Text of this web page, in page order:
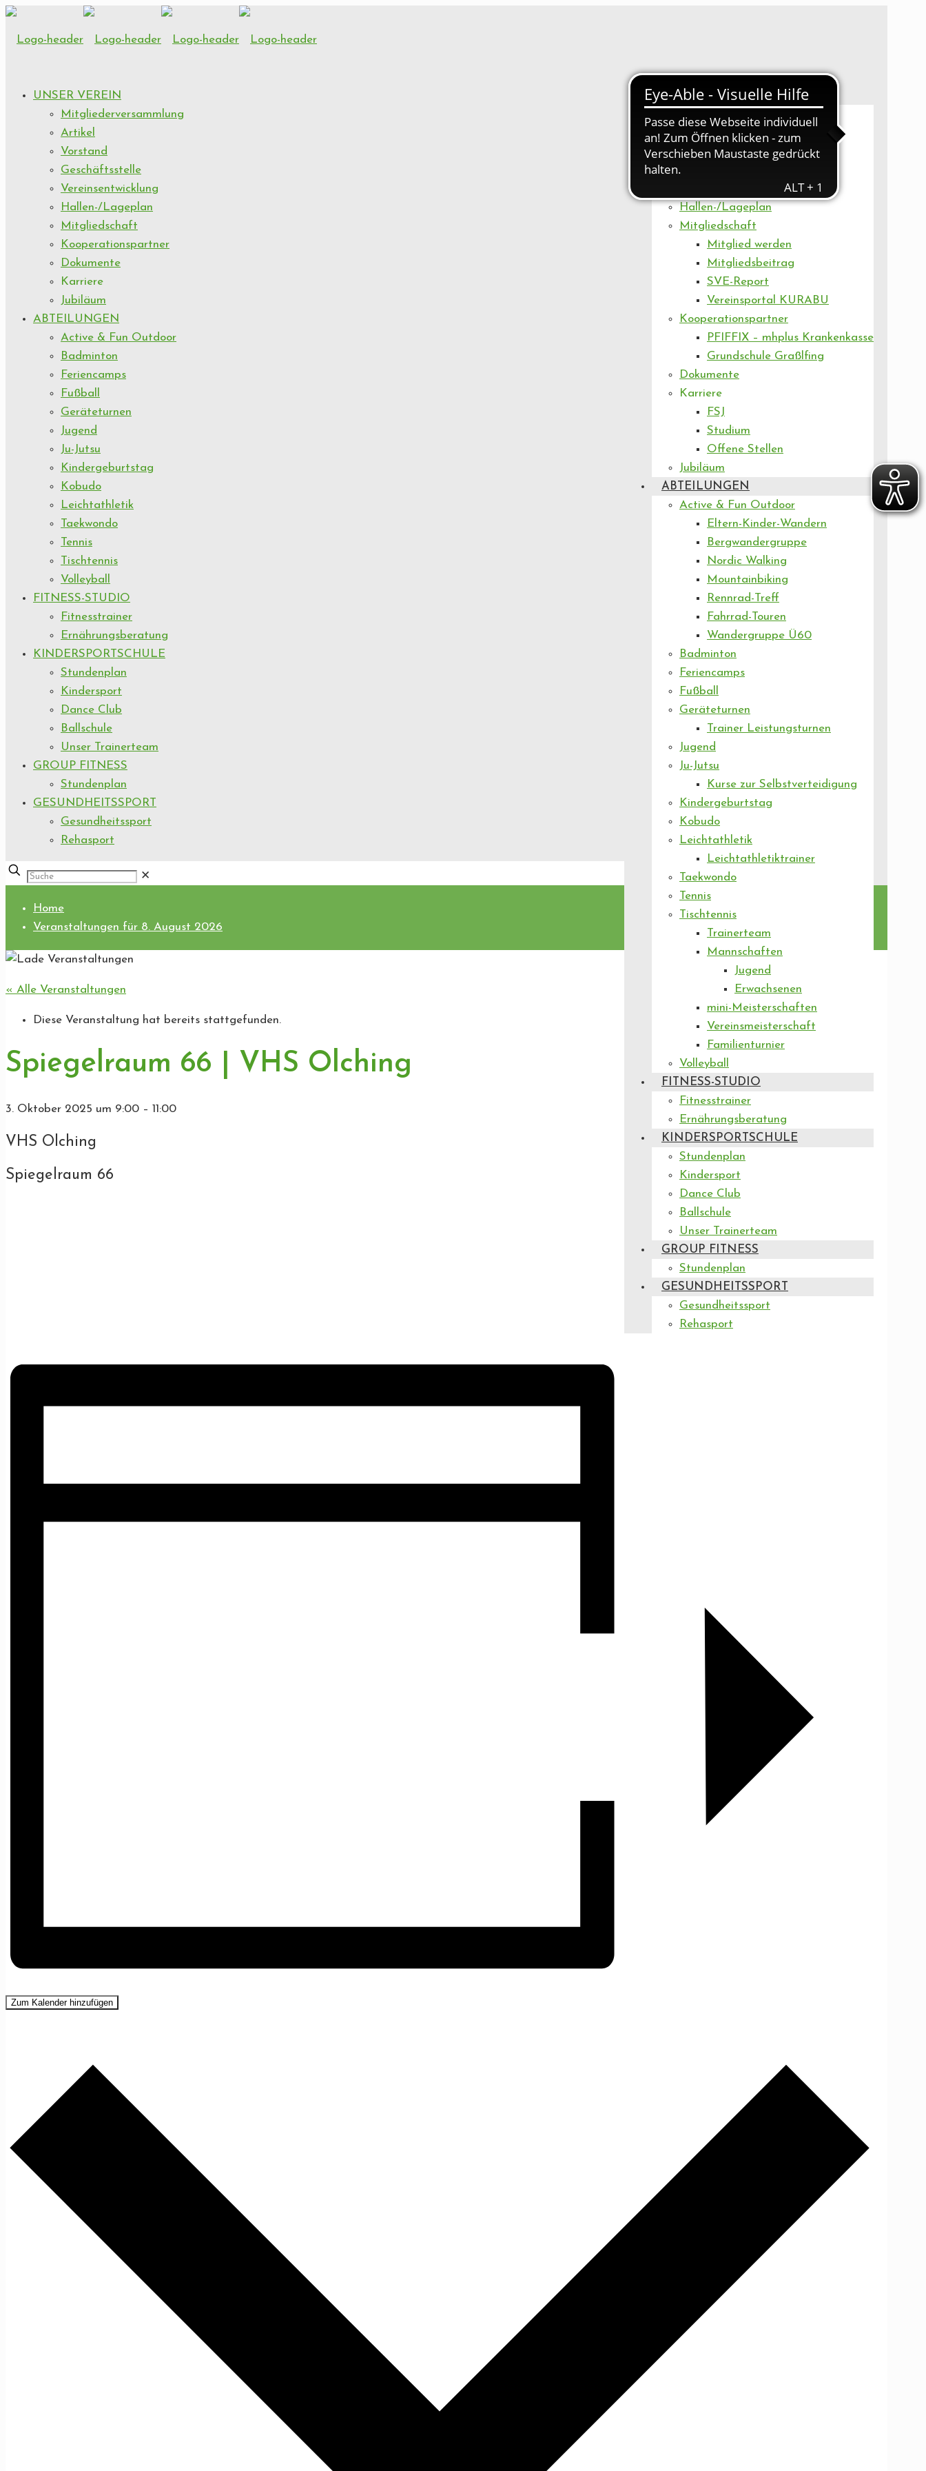
UNSER VEREIN
Artikel
Vorstand
Geschäftsstelle
Hallen-/Lageplan
Mitgliedschaft
Mitglied werden
Mitgliedsbeitrag
SVE-Report
Vereinsportal KURABU
Kooperationspartner
PFIFFIX – mhplus Krankenkasse
Grundschule Graßlfing
Dokumente
Karriere
FSJ
Studium
Offene Stellen
Jubiläum
ABTEILUNGEN
Active & Fun Outdoor
Eltern-Kinder-Wandern
Bergwandergruppe
Nordic Walking
Mountainbiking
Rennrad-Treff
Fahrrad-Touren
Wandergruppe Ü60
Badminton
Feriencamps
Fußball
Geräteturnen
Trainer Leistungsturnen
Jugend
Ju-Jutsu
Kurse zur Selbstverteidigung
Kindergeburtstag
Kobudo
Leichtathletik
Leichtathletiktrainer
Taekwondo
Tennis
Tischtennis
Trainerteam
Mannschaften
Jugend
Erwachsenen
mini-Meisterschaften
Vereinsmeisterschaft
Familienturnier
Volleyball
FITNESS-STUDIO
Fitnesstrainer
Ernährungsberatung
KINDERSPORTSCHULE
Stundenplan
Kindersport
Dance Club
Ballschule
Unser Trainerteam
GROUP FITNESS
Stundenplan
GESUNDHEITSSPORT
Gesundheitssport
Rehasport
UNSER VEREIN
Mitgliederversammlung
Artikel
Vorstand
Geschäftsstelle
Vereinsentwicklung
Hallen-/Lageplan
Mitgliedschaft
Kooperationspartner
Dokumente
Karriere
Jubiläum
ABTEILUNGEN
Active & Fun Outdoor
Badminton
Feriencamps
Fußball
Geräteturnen
Jugend
Ju-Jutsu
Kindergeburtstag
Kobudo
Leichtathletik
Taekwondo
Tennis
Tischtennis
Volleyball
FITNESS-STUDIO
Fitnesstrainer
Ernährungsberatung
KINDERSPORTSCHULE
Stundenplan
Kindersport
Dance Club
Ballschule
Unser Trainerteam
GROUP FITNESS
Stundenplan
GESUNDHEITSSPORT
Gesundheitssport
Rehasport
✕
Home
Veranstaltungen für 8. August 2026
« Alle Veranstaltungen
Diese Veranstaltung hat bereits stattgefunden.
Spiegelraum 66 | VHS Olching
3. Oktober 2025 um 9:00 – 11:00
VHS Olching
Spiegelraum 66
Zum Kalender hinzufügen